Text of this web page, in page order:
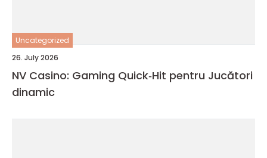
Uncategorized
26. July 2026
NV Casino: Gaming Quick‑Hit pentru Jucători
dinamic